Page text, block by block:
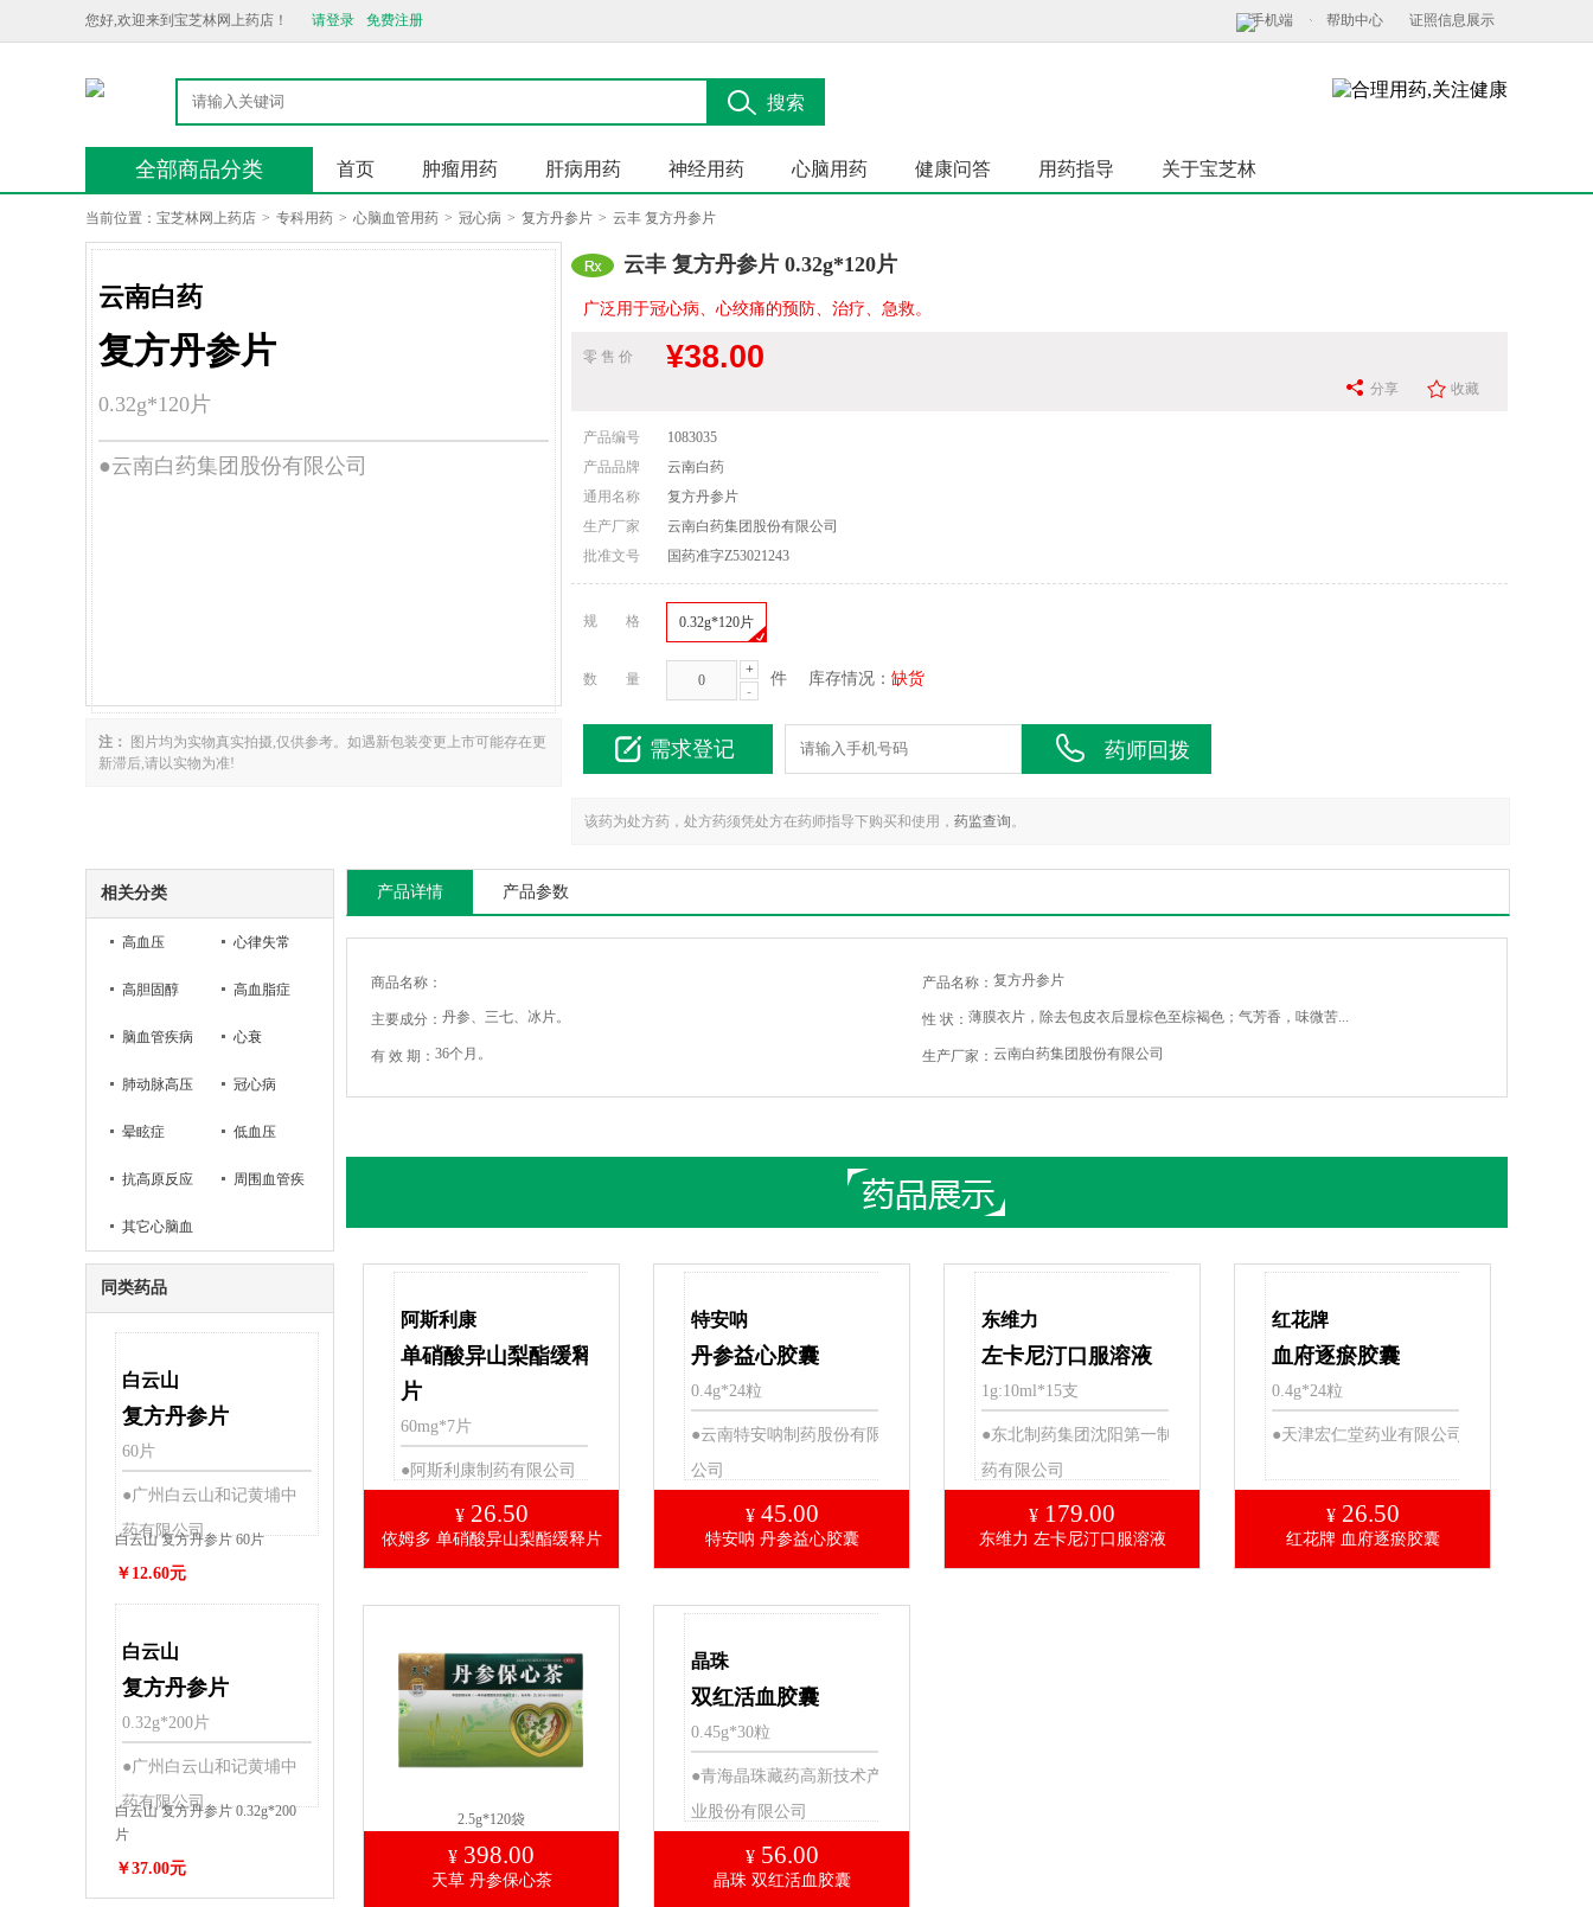
您好,欢迎来到宝芝林网上药店！ 请登录 免费注册 手机端 帮助中心 证照信息展示
搜索
全部商品分类 首页 肿瘤用药 肝病用药 神经用药 心脑用药 健康问答 用药指导 关于宝芝林
当前位置： 宝芝林网上药店 > 专科用药 > 心脑血管用药 > 冠心病 > 复方丹参片 > 云丰 复方丹参片
云南白药
复方丹参片
0.32g*120片
●云南白药集团股份有限公司
注：
图片均为实物真实拍摄,仅供参考。如遇新包装变更上市可能存在更
新滞后,请以实物为准!
云丰 复方丹参片 0.32g*120片
广泛用于冠心病、心绞痛的预防、治疗、急救。
零 售 价 ¥38.00
分享 收藏
产品编号
1083035
产品品牌
云南白药
通用名称
复方丹参片
生产厂家
云南白药集团股份有限公司
批准文号
国药准字Z53021243
规 格 0.32g*120片
数 量
+
-
件 库存情况： 缺货
需求登记 药师回拨
该药为处方药，处方药须凭处方在药师指导下购买和使用， 药监查询。
相关分类
高血压 心律失常
高胆固醇 高血脂症
脑血管疾病 心衰
肺动脉高压
病
冠心病
晕眩症 低血压
抗高原反应 周围血管疾
其它心脑血
管疾病
同类药品
白云山
复方丹参片
60片
●广州白云山和记黄埔中
药有限公司
白云山 复方丹参片 60片
￥12.60元
白云山
复方丹参片
0.32g*200片
●广州白云山和记黄埔中
药有限公司
白云山 复方丹参片 0.32g*200
片
￥37.00元
产品详情 产品参数
商品名称： 产品名称： 复方丹参片
主要成分： 丹参、三七、冰片。 性 状： 薄膜衣片，除去包皮衣后显棕色至棕褐色；气芳香，味微苦...
有 效 期： 36个月。 生产厂家： 云南白药集团股份有限公司
阿斯利康
单硝酸异山梨酯缓释
片
60mg*7片
●阿斯利康制药有限公司
¥ 26.50
依姆多 单硝酸异山梨酯缓释片
特安呐
丹参益心胶囊
0.4g*24粒
●云南特安呐制药股份有限
公司
¥ 45.00
特安呐 丹参益心胶囊
东维力
左卡尼汀口服溶液
1g:10ml*15支
●东北制药集团沈阳第一制
药有限公司
¥ 179.00
东维力 左卡尼汀口服溶液
红花牌
血府逐瘀胶囊
0.4g*24粒
●天津宏仁堂药业有限公司
¥ 26.50
红花牌 血府逐瘀胶囊
2.5g*120袋
¥ 398.00
天草 丹参保心茶
晶珠
双红活血胶囊
0.45g*30粒
●青海晶珠藏药高新技术产
业股份有限公司
¥ 56.00
晶珠 双红活血胶囊